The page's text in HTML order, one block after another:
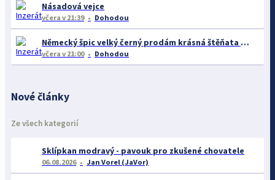
Násadová vejce
včera v 21:39 Dohodou
Německý špic velký černý prodám krásná štěňata s PP - rarita
včera v 21:00 Dohodou
Nové články
Ze všech kategorií
Sklípkan modravý - pavouk pro zkušené chovatele
06.08.2026 Jan Vorel (JaVor)